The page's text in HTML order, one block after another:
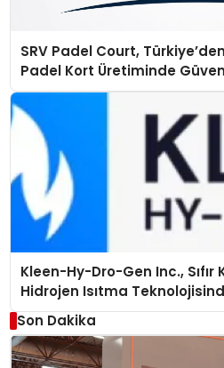
SRV Padel Court,
Padel Kort Üretiminde
Kleen-Hy-Dro-Gen Inc., Sıfır
Hidrojen Isıtma
Düzenleyici Onaylarını Aldı
Son Dakika